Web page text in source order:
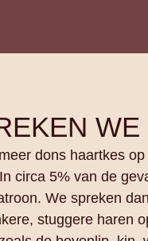
dons haartkes
circa 5% van de
We spreken
stuggere haren